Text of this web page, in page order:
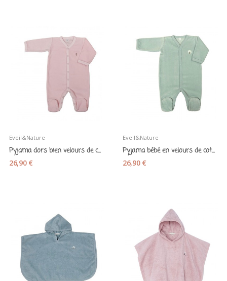
Eveil&Nature
Pyjama dors bien velours de coton bio rose...
26,90 €
Eveil&Nature
Pyjama bébé en velours de coton bio vert aqua -...
26,90 €